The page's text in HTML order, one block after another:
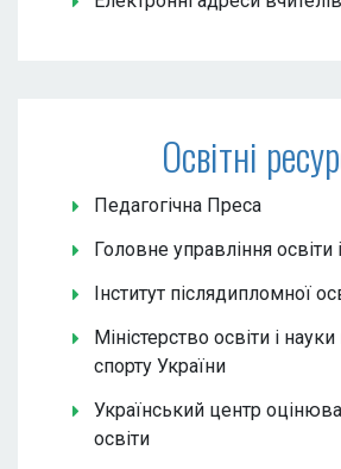
Освітні
Педагогічна Преса
Головне управління освіти
Інститут післядипломної
Міністерство освіти і
спорту України
Український центр
освіти